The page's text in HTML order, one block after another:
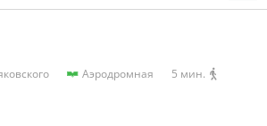
Аэродромная
5 мин.